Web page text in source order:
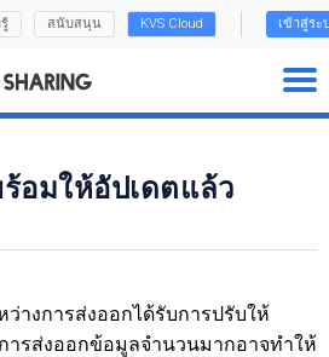
สนับสนุน KVS Cloud เข้าสู่ระ
อมให้อัปเดตแล้ว
างการส่งออกได้รับการปรับให้
รส่งออกข้อมูลจำนวนมากอาจทำให้